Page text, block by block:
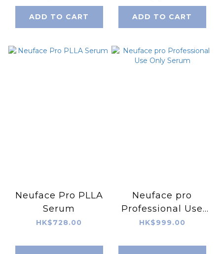
ADD TO CART ADD TO CART
Neuface Pro PLLA
Serum
HK$728.00
Neuface pro
Professional Use
Only Serum
HK$999.00